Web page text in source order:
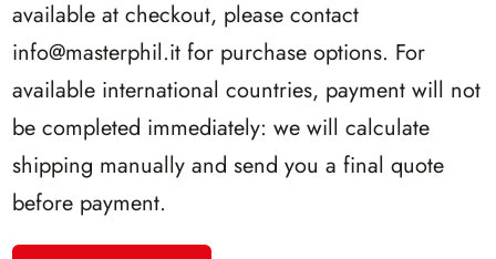
available at checkout, please contact
info@masterphil.it for purchase options. For
available international countries, payment will not
be completed immediately: we will calculate
shipping manually and send you a final quote
before payment.